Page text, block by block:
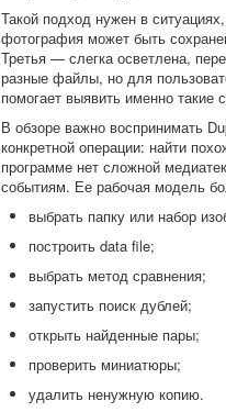
Такой подход нужен в
фотография может быть
Третья — слегка осветлена,
разные файлы, но для
помогает выявить именно такие
В обзоре важно воспринимать
конкретной операции: найти
программе нет сложной
событиям. Ее рабочая модель
выбрать папку или набор
построить data file;
выбрать метод сравнения;
запустить поиск дублей;
открыть найденные пары;
проверить миниатюры;
удалить ненужную копию.